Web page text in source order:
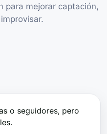
para mejorar captación,
o seguidores, pero